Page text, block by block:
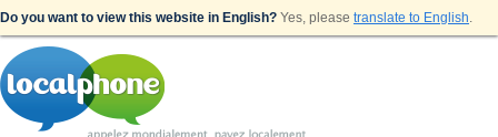
Do you want to view this website in English? Yes, please translate to English.